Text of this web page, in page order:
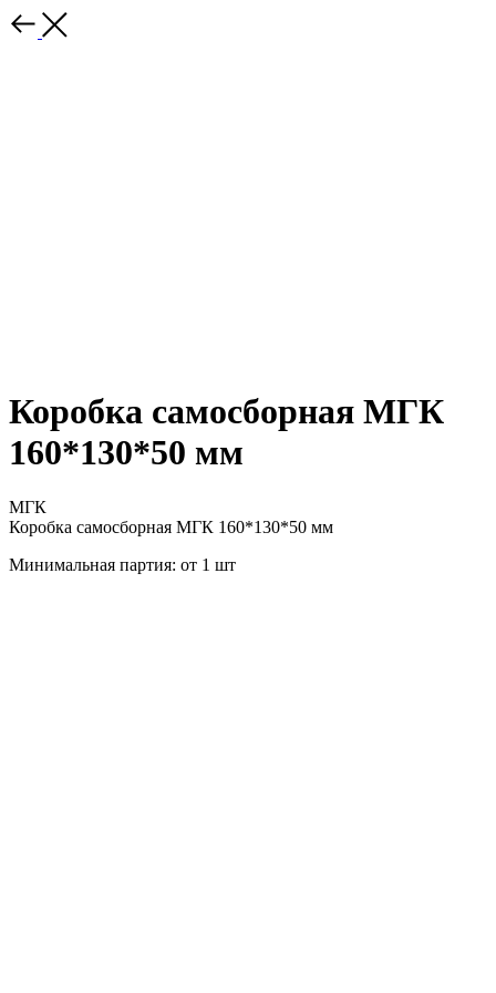
Коробка самосборная МГК
160*130*50 мм
МГК
Коробка самосборная МГК 160*130*50 мм
Минимальная партия: от 1 шт